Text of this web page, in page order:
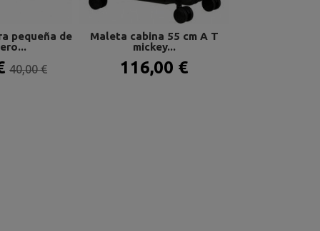
pequeña de
40,00 €
Maleta cabina 55 cm A T
mickey...
116,00 €